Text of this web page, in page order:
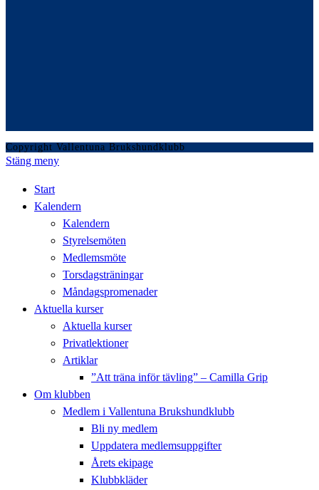
Copyright Vallentuna Brukshundklubb
Stäng meny
Start
Kalendern
Kalendern
Styrelsemöten
Medlemsmöte
Torsdagsträningar
Måndagspromenader
Aktuella kurser
Aktuella kurser
Privatlektioner
Artiklar
”Att träna inför tävling” – Camilla Grip
Om klubben
Medlem i Vallentuna Brukshundklubb
Bli ny medlem
Uppdatera medlemsuppgifter
Årets ekipage
Klubbkläder